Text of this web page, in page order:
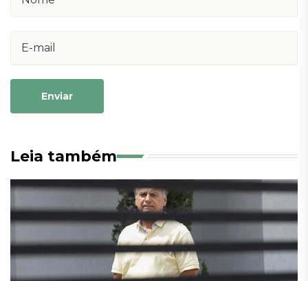
Enviar
Leia também